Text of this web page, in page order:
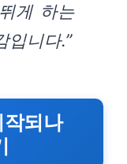
게 하는
입니다.”
작되나